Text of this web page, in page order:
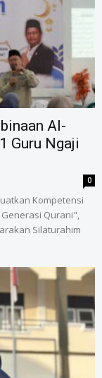
Al-
Guru Ngaji
0
Kompetensi
Qurani",
Silaturahim